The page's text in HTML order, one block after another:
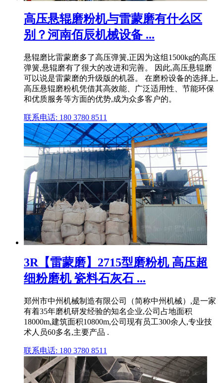
高压悬辊磨粉机与雷蒙磨有什么区
别？河南佰辰机械设备 ...
悬辊磨比雷蒙磨多了高压弹簧,正因为这组1500kg的高压
弹簧,悬辊磨有了很大的改进和完善。 因此,高压悬辊磨
可以说是雷蒙磨的升级版的机器。 在磨粉设备的选择上,
高压悬辊磨粉机凭借其高效能、广泛适用性、节能环保
和优质服务等方面的优势,成为众多客户的。
联系电话: 180 3780 8511
3R【雷蒙磨】2715型磨粉机 高压超
细粉磨机 瓷料石灰石 ...
郑州市中州机械制造有限公司（简称中州机械）,是一家
有着35年磨机研发经验的知名企业,公司占地面积
18000m,建筑面积10800m,公司现有员工300余人,专业技
术人员60多名,主要产品 .
联系电话: 180 3780 8511